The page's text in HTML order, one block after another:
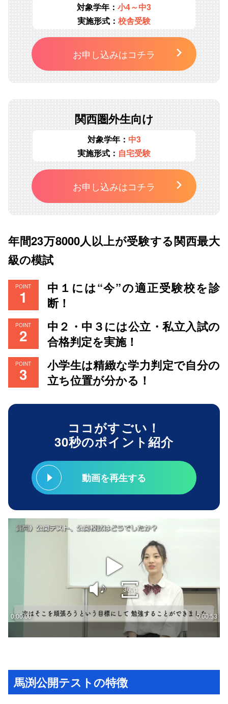
対象学年： 小4～中3
実施形式： 校舎受験
お申し込みはコチラ
関西圏外生向け
対象学年： 中3
実施形式： 自宅受験
お申し込みはコチラ
年間23万8000人以上が受験する関西最大
級の模試
POINT
中１には“今”の適正受験校を診
断！
POINT
中２・中３には公立・私立入試の
合格判定を実施！
POINT
小学生は精緻な学力判定で自分の
立ち位置が分かる！
ココがすごい！
30秒のポイント紹介
動画を再生する
馬渕公開テストの特徴